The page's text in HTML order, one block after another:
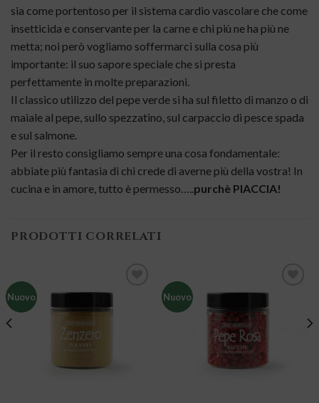
sia come portentoso per il sistema cardio vascolare che come
insetticida e conservante per la carne e chi più ne ha più ne
metta; noi però vogliamo soffermarci sulla cosa più
importante: il suo sapore speciale che si presta
perfettamente in molte preparazioni.
Il classico utilizzo del pepe verde si ha sul filetto di manzo o di
maiale al pepe, sullo spezzatino, sul carpaccio di pesce spada
e sul salmone.
Per il resto consigliamo sempre una cosa fondamentale:
abbiate più fantasia di chi crede di averne più della vostra! In
cucina e in amore, tutto è permesso…..purchè PIACCIA!
PRODOTTI CORRELATI
Nuovo Nuovo